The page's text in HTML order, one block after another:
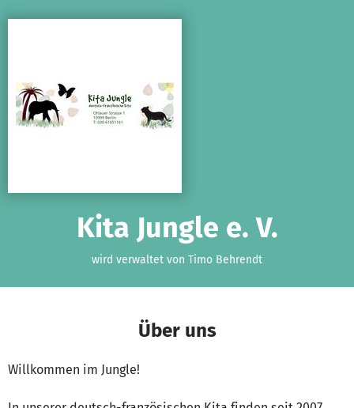
Kita Jungle e. V.
wird verwaltet von Timo Behrendt
Über uns
Willkommen im Jungle!